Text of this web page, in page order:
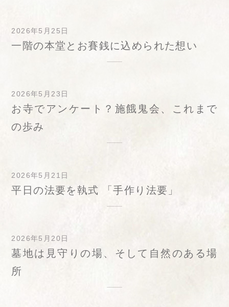
2026年5月25日
一階の本堂とお賽銭に込められた想い
2026年5月23日
お寺でアンケート？施餓鬼会、これまで
の歩み
2026年5月21日
平日の法要を執式 「手作り法要」
2026年5月20日
墓地は見守りの場、そして自然のある場
所